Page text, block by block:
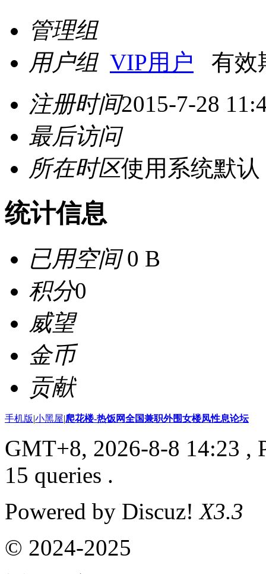
管理组
用户组 VIP用户
有效
注册时间2015-7-28
最后访问
所在时区使用系统默认
统计信息
已用空间0 B
积分0
威望
金币
贡献
手机版|小黑屋|爬花楼-热饭网全国兼职外围女楼凤性息论坛
GMT+8, 2026-8-8 14:23 ,
15 queries .
Powered by Discuz!X3.3
© 2024-2025